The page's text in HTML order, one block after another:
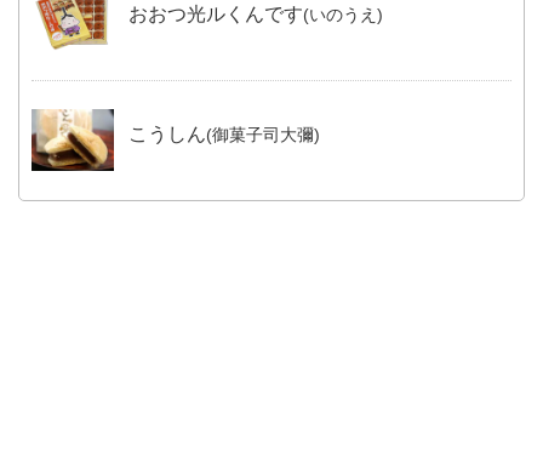
おおつ光ルくんです(いのうえ)
こうしん(御菓子司大彌)